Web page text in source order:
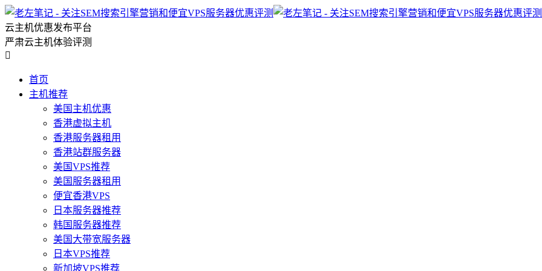
云主机优惠发布平台
严肃云主机体验评测

首页
主机推荐
美国主机优惠
香港虚拟主机
香港服务器租用
香港站群服务器
美国VPS推荐
美国服务器租用
便宜香港VPS
日本服务器推荐
韩国服务器推荐
美国大带宽服务器
日本VPS推荐
新加坡VPS推荐